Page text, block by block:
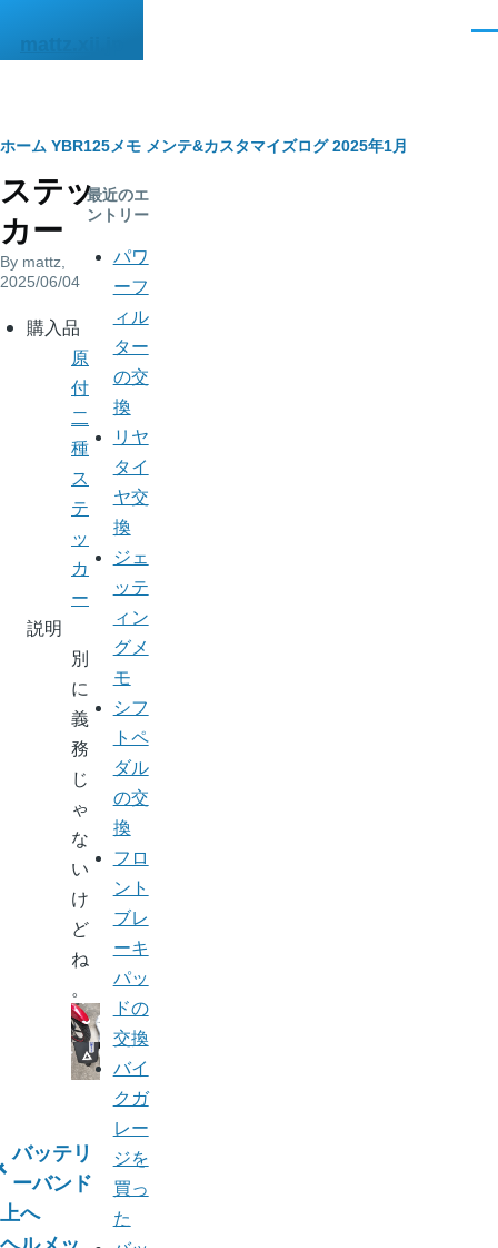
mattz.xii.jp
パ
ン
く
ず
ホーム YBR125メモ メンテ&カスタマイズログ 2025年1月
ステッ
カー
By mattz
2025/06/04
body
購入品
原
付
二
種
ス
テ
ッ
カ
ー
説明
別
に
義
務
じ
ゃ
な
い
け
ど
ね
。
ブ
ッ
バッテリ
ーバンド
上へ
最近のエ
ントリー
パワ
ーフ
ィル
ター
の交
換
リヤ
タイ
ヤ交
換
ジェ
ッテ
ィン
グメ
モ
シフ
トペ
ダル
の交
換
フロ
ント
ブレ
ーキ
パッ
ドの
交換
バイ
クガ
レー
ジを
買っ
た